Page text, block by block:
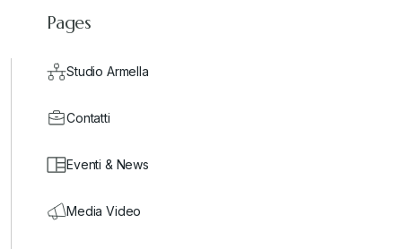
Pages
Studio Armella
Contatti
Eventi & News
Media Video